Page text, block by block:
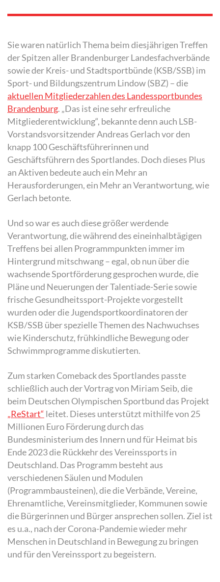
Sie waren natürlich Thema beim diesjährigen Treffen
der Spitzen aller Brandenburger Landesfachverbände
sowie der Kreis- und Stadtsportbünde (KSB/SSB) im
Sport- und Bildungszentrum Lindow (SBZ) – die
aktuellen Mitgliederzahlen des Landessportbundes
Brandenburg. „Das ist eine sehr erfreuliche
Mitgliederentwicklung“, bekannte denn auch LSB-
Vorstandsvorsitzender Andreas Gerlach vor den
knapp 100 Geschäftsführerinnen und
Geschäftsführern des Sportlandes. Doch dieses Plus
an Aktiven bedeute auch ein Mehr an
Herausforderungen, ein Mehr an Verantwortung, wie
Gerlach betonte.
Und so war es auch diese größer werdende
Verantwortung, die während des eineinhalbtägigen
Treffens bei allen Programmpunkten immer im
Hintergrund mitschwang – egal, ob nun über die
wachsende Sportförderung gesprochen wurde, die
Pläne und Neuerungen der Talentiade-Serie sowie
frische Gesundheitssport-Projekte vorgestellt
wurden oder die Jugendsportkoordinatoren der
KSB/SSB über spezielle Themen des Nachwuchses
wie Kinderschutz, frühkindliche Bewegung oder
Schwimmprogramme diskutierten.
Zum starken Comeback des Sportlandes passte
schließlich auch der Vortrag von Miriam Seib, die
beim Deutschen Olympischen Sportbund das Projekt
„ReStart“ leitet. Dieses unterstützt mithilfe von 25
Millionen Euro Förderung durch das
Bundesministerium des Innern und für Heimat bis
Ende 2023 die Rückkehr des Vereinssports in
Deutschland. Das Programm besteht aus
verschiedenen Säulen und Modulen
(Programmbausteinen), die die Verbände, Vereine,
Ehrenamtliche, Vereinsmitglieder, Kommunen sowie
die Bürgerinnen und Bürger ansprechen sollen. Ziel ist
es u.a., nach der Corona-Pandemie wieder mehr
Menschen in Deutschland in Bewegung zu bringen
und für den Vereinssport zu begeistern.